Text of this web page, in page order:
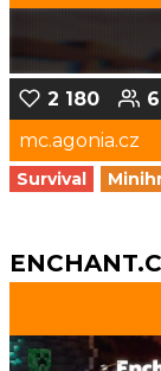
2 180 6
mc.agonia.cz
Survival